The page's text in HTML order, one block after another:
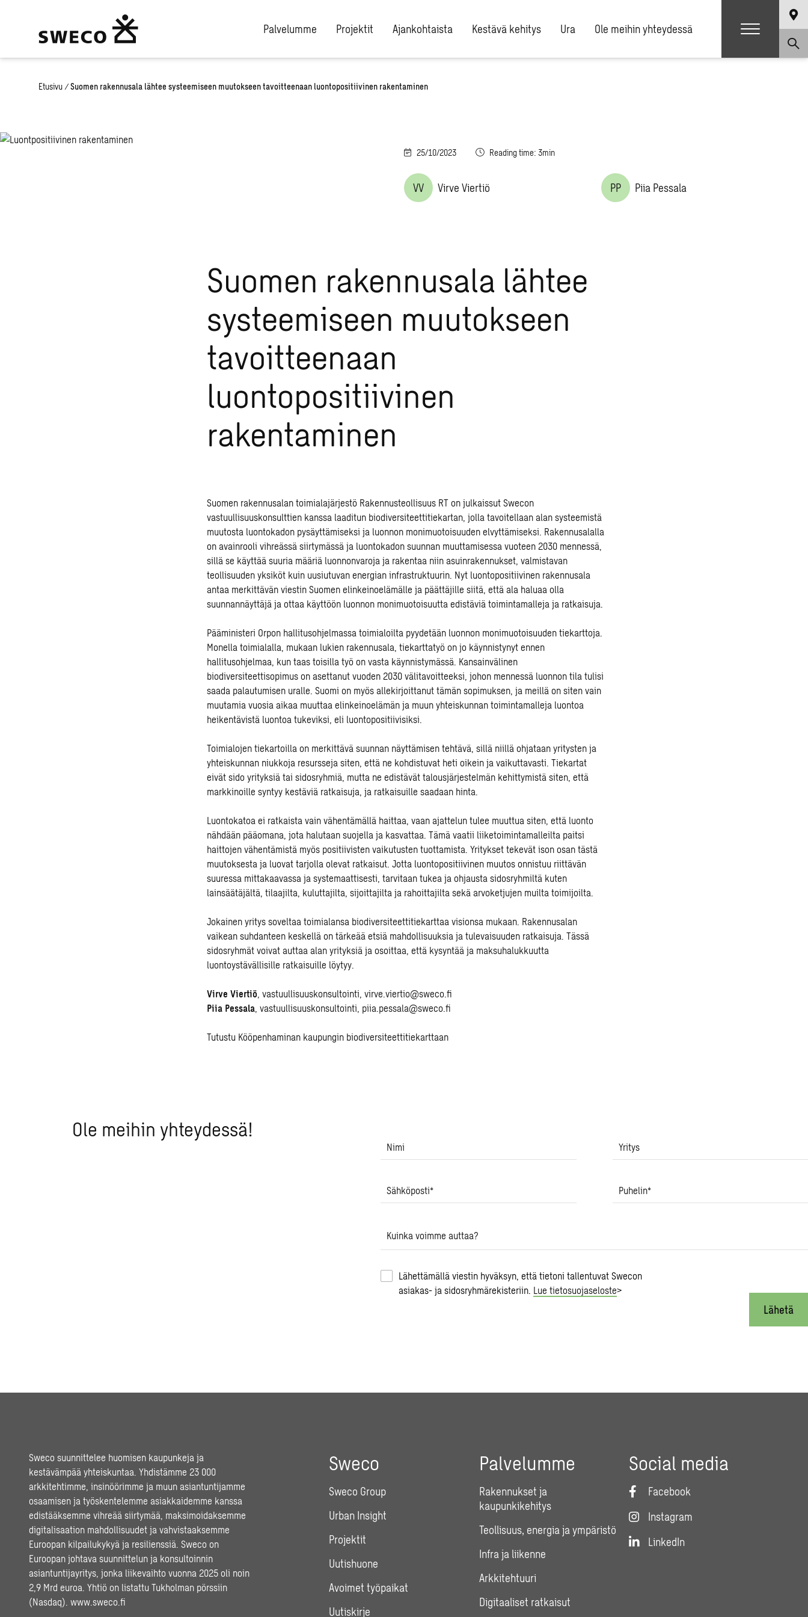
Palvelumme Projektit Ajankohtaista Kestävä kehitys Ura Ole meihin yhteydessä
Etusivu / Suomen rakennusala lähtee systeemiseen muutokseen tavoitteenaan luontopositiivinen rakentaminen
25/10/2023 Reading time: 3min
VV Virve Viertiö PP Piia Pessala
Suomen rakennusala lähtee
systeemiseen muutokseen
tavoitteenaan
luontopositiivinen
rakentaminen
Suomen rakennusalan toimialajärjestö Rakennusteollisuus RT on julkaissut Swecon
vastuullisuuskonsulttien kanssa laaditun biodiversiteettitiekartan, jolla tavoitellaan alan systeemistä
muutosta luontokadon pysäyttämiseksi ja luonnon monimuotoisuuden elvyttämiseksi. Rakennusalalla
on avainrooli vihreässä siirtymässä ja luontokadon suunnan muuttamisessa vuoteen 2030 mennessä,
sillä se käyttää suuria määriä luonnonvaroja ja rakentaa niin asuinrakennukset, valmistavan
teollisuuden yksiköt kuin uusiutuvan energian infrastruktuurin. Nyt luontopositiivinen rakennusala
antaa merkittävän viestin Suomen elinkeinoelämälle ja päättäjille siitä, että ala haluaa olla
suunnannäyttäjä ja ottaa käyttöön luonnon monimuotoisuutta edistäviä toimintamalleja ja ratkaisuja.
Pääministeri Orpon hallitusohjelmassa toimialoilta pyydetään luonnon monimuotoisuuden tiekarttoja.
Monella toimialalla, mukaan lukien rakennusala, tiekarttatyö on jo käynnistynyt ennen
hallitusohjelmaa, kun taas toisilla työ on vasta käynnistymässä. Kansainvälinen
biodiversiteettisopimus on asettanut vuoden 2030 välitavoitteeksi, johon mennessä luonnon tila tulisi
saada palautumisen uralle. Suomi on myös allekirjoittanut tämän sopimuksen, ja meillä on siten vain
muutamia vuosia aikaa muuttaa elinkeinoelämän ja muun yhteiskunnan toimintamalleja luontoa
heikentävistä luontoa tukeviksi, eli luontopositiivisiksi.
Toimialojen tiekartoilla on merkittävä suunnan näyttämisen tehtävä, sillä niillä ohjataan yritysten ja
yhteiskunnan niukkoja resursseja siten, että ne kohdistuvat heti oikein ja vaikuttavasti. Tiekartat
eivät sido yrityksiä tai sidosryhmiä, mutta ne edistävät talousjärjestelmän kehittymistä siten, että
markkinoille syntyy kestäviä ratkaisuja, ja ratkaisuille saadaan hinta.
Luontokatoa ei ratkaista vain vähentämällä haittaa, vaan ajattelun tulee muuttua siten, että luonto
nähdään pääomana, jota halutaan suojella ja kasvattaa. Tämä vaatii liiketoimintamalleilta paitsi
haittojen vähentämistä myös positiivisten vaikutusten tuottamista. Yritykset tekevät ison osan tästä
muutoksesta ja luovat tarjolla olevat ratkaisut. Jotta luontopositiivinen muutos onnistuu riittävän
suuressa mittakaavassa ja systemaattisesti, tarvitaan tukea ja ohjausta sidosryhmiltä kuten
lainsäätäjältä, tilaajilta, kuluttajilta, sijoittajilta ja rahoittajilta sekä arvoketjujen muilta toimijoilta.
Jokainen yritys soveltaa toimialansa biodiversiteettitiekarttaa visionsa mukaan. Rakennusalan
vaikean suhdanteen keskellä on tärkeää etsiä mahdollisuuksia ja tulevaisuuden ratkaisuja. Tässä
sidosryhmät voivat auttaa alan yrityksiä ja osoittaa, että kysyntää ja maksuhalukkuutta
luontoystävällisille ratkaisuille löytyy.
Virve Viertiö, vastuullisuuskonsultointi, virve.viertio@sweco.fi
Piia Pessala, vastuullisuuskonsultointi, piia.pessala@sweco.fi
Tutustu Kööpenhaminan kaupungin biodiversiteettitiekarttaan
Ole meihin yhteydessä!
Nimi Yritys
Sähköposti* Puhelin*
Kuinka voimme auttaa?
Lähettämällä viestin hyväksyn, että tietoni tallentuvat Swecon
asiakas- ja sidosryhmärekisteriin. Lue tietosuojaseloste>
Lähetä
Sweco suunnittelee huomisen kaupunkeja ja
kestävämpää yhteiskuntaa. Yhdistämme 23 000
arkkitehtimme, insinöörimme ja muun asiantuntijamme
osaamisen ja työskentelemme asiakkaidemme kanssa
edistääksemme vihreää siirtymää, maksimoidaksemme
digitalisaation mahdollisuudet ja vahvistaaksemme
Euroopan kilpailukykyä ja resilienssiä. Sweco on
Euroopan johtava suunnittelun ja konsultoinnin
asiantuntijayritys, jonka liikevaihto vuonna 2025 oli noin
2,9 Mrd euroa. Yhtiö on listattu Tukholman pörssiin
(Nasdaq). www.sweco.fi
Sweco
Sweco Group
Urban Insight
Projektit
Uutishuone
Avoimet työpaikat
Uutiskirje
Palvelumme
Rakennukset ja
kaupunkikehitys
Teollisuus, energia ja ympäristö
Infra ja liikenne
Arkkitehtuuri
Digitaaliset ratkaisut
Social media
Facebook
Instagram
LinkedIn